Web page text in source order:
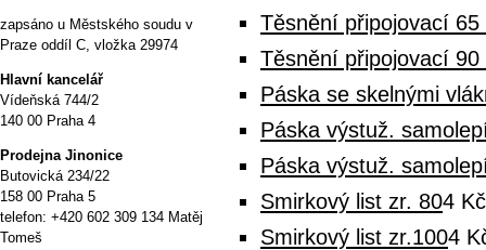
Těsnění připojovací
Těsnění připojovací
Páska se skelnými
Páska výstuž.
Páska výstuž.
Smirkový list zr. 804 Kč
Smirkový list zr.1004
zapsáno u Městského soudu v
Praze oddíl C, vložka 29974
Hlavní kancelář
Vídeňská 744/2
140 00 Praha 4
Prodejna Jinonice
Butovická 234/22
158 00 Praha 5
telefon: +420 602 309 134 Matěj
Tomeš